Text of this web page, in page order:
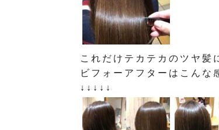
これだけテカテカのツヤ髪
ビフォーアフターはこんな
↓↓↓↓↓